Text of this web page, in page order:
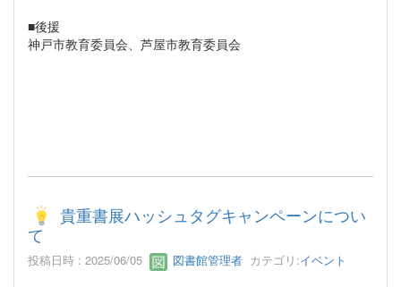
■後援
神戸市教育委員会、芦屋市教育委員会
貴重書展ハッシュタグキャンペーンについ
て
投稿日時 : 2025/06/05 図書館管理者 カテゴリ:イベント